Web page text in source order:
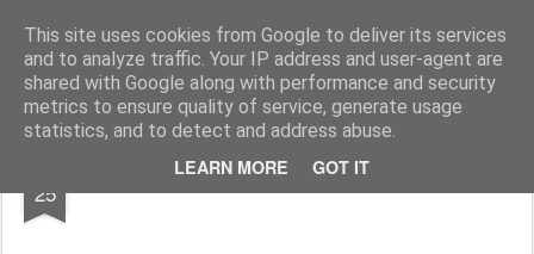
This site uses cookies from Google to deliver its services
and to analyze traffic. Your IP address and user-agent are
shared with Google along with performance and security
metrics to ensure quality of service, generate usage
statistics, and to detect and address abuse.
LEARN MORE GOT IT
Cesáreo Jarabo Investigacion historica, leyenda negra
25 EL DERECHO EN EL ISLAM